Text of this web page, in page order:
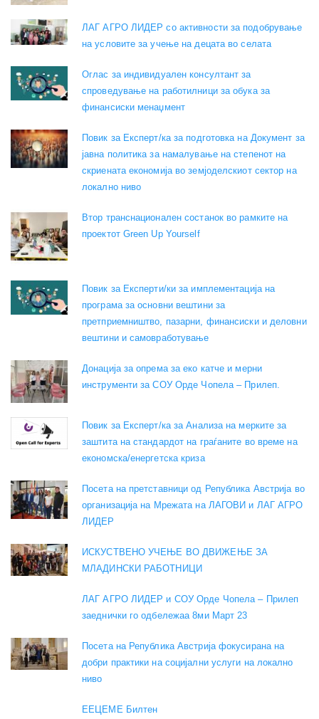
ЛАГ АГРО ЛИДЕР со активности за подобрување
на условите за учење на децата во селата
Оглас за индивидуален консултант за
спроведување на работилници за обука за
финансиски менаџмент
Повик за Експерт/ка за подготовка на Документ за
јавна политика за намалување на степенот на
скриената економија во земјоделскиот сектор на
локално ниво
Втор транснационален состанок во рамките на
проектот Green Up Yourself
Повик за Експерти/ки за имплементација на
програма за основни вештини за
претприемништво, пазарни, финансиски и деловни
вештини и самовработување
Донација за опрема за еко катче и мерни
инструменти за СОУ Орде Чопела – Прилеп.
Повик за Експерт/ка за Анализа на мерките за
заштита на стандардот на граѓаните во време на
економска/енергетска криза
Посета на претставници од Република Австрија во
организација на Мрежата на ЛАГОВИ и ЛАГ АГРО
ЛИДЕР
ИСКУСТВЕНО УЧЕЊЕ ВО ДВИЖЕЊЕ ЗА
МЛАДИНСКИ РАБОТНИЦИ
ЛАГ АГРО ЛИДЕР и СОУ Орде Чопела – Прилеп
заеднички го одбележаа 8ми Март 23
Посета на Република Австрија фокусирана на
добри практики на социјални услуги на локално
ниво
EEЦЕМЕ Билтен